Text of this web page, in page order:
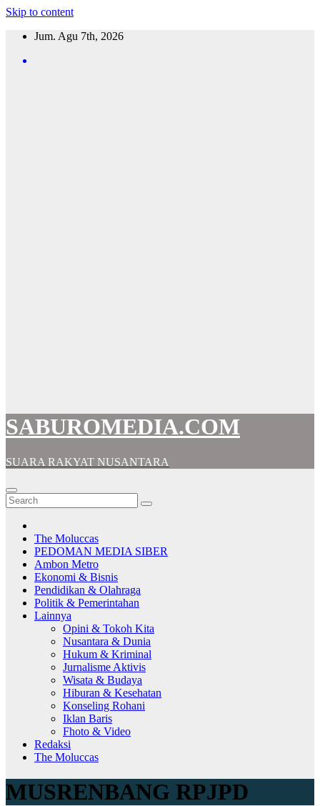
Skip to content
Jum. Agu 7th, 2026
SABUROMEDIA.COM
SUARA RAKYAT NUSANTARA
The Moluccas
PEDOMAN MEDIA SIBER
Ambon Metro
Ekonomi & Bisnis
Pendidikan & Olahraga
Politik & Pemerintahan
Lainnya
Opini & Tokoh Kita
Nusantara & Dunia
Hukum & Kriminal
Jurnalisme Aktivis
Wisata & Budaya
Hiburan & Kesehatan
Konseling Rohani
Iklan Baris
Fhoto & Video
Redaksi
The Moluccas
MUSRENBANG RPJPD